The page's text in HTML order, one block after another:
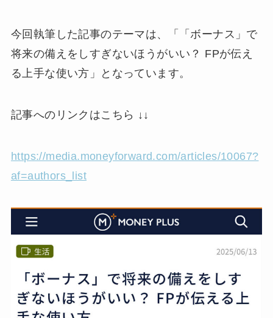
今回執筆した記事のテーマは、「「ボーナス」で
将来の備えをしすぎないほうがいい？ FPが伝え
る上手な使い方」となっています。
記事へのリンクはこちら ↓↓
https://media.moneyforward.com/articles/10067?
af=authors_list